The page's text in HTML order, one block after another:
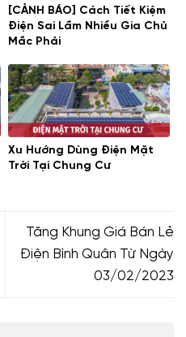
[CẢNH BÁO] Cách Tiết Kiệm
Điện Sai Lầm Nhiều Gia Chủ
Mắc Phải
Xu Hướng Dùng Điện Mặt
Trời Tại Chung Cư
Tăng Khung Giá Bán Lẻ
Điện Bình Quân Từ Ngày
03/02/2023